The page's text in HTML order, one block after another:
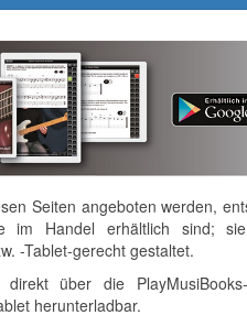
Seiten angeboten werden,
im Handel erhältlich sind;
-Tablet-gerecht gestaltet.
direkt über die
herunterladbar.